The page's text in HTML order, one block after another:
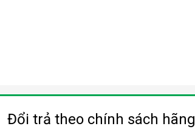
Đổi trả theo chính sách hãng